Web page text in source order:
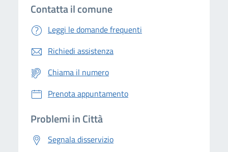
Contatta il comune
Leggi le domande frequenti
Richiedi assistenza
Chiama il numero
Prenota appuntamento
Problemi in Città
Segnala disservizio